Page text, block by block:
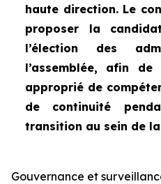
haute direction. Le
proposer la
l’élection des
l’assemblée, afin
approprié de
de continuité
transition au sein de
Gouvernance et